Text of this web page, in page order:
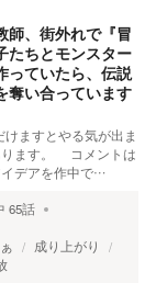
師、街外れで『冒
たちとモンスター
っていたら、伝説
奪い合っています
ますとやる気が出ま
ます。 コメントは
デアを作中で…
65話
成り上がり